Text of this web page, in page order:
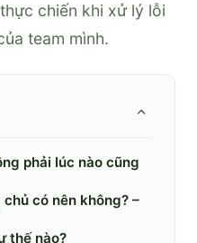
chiến khi xử lý lỗi
team mình.
phải lúc nào cũng
có nên không? –
thế nào?